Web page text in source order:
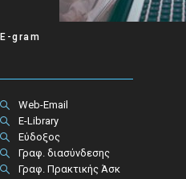
E-gram
Web-Email
E-Library
Εύδοξος
Γραφ. διασύνδεσης
Γραφ. Πρακτικής Άσκ